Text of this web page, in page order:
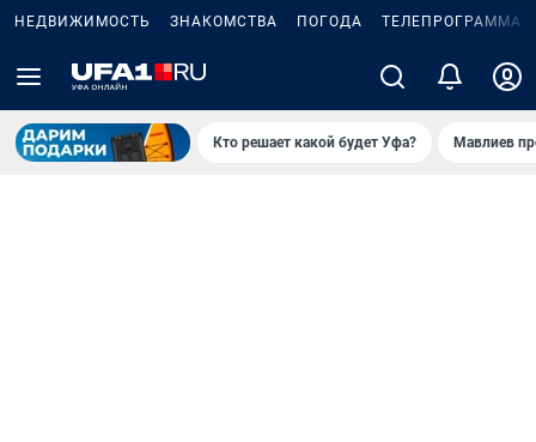
НЕДВИЖИМОСТЬ ЗНАКОМСТВА ПОГОДА ТЕЛЕПРОГРАММА
Кто решает какой будет Уфа? Мавлиев